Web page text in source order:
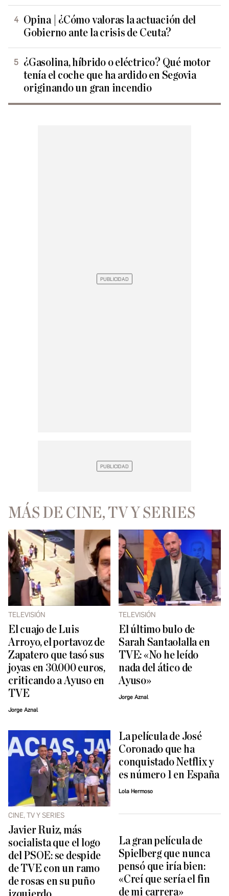
Opina | ¿Cómo valoras la actuación del
Gobierno ante la crisis de Ceuta?
¿Gasolina, híbrido o eléctrico? Qué motor
tenía el coche que ha ardido en Segovia
originando un gran incendio
MÁS DE CINE, TV Y SERIES
TELEVISIÓN
El cuajo de Luis
Arroyo, el portavoz de
Zapatero que tasó sus
joyas en 30.000 euros,
criticando a Ayuso en
TVE
Jorge Aznal
TELEVISIÓN
El último bulo de
Sarah Santaolalla en
TVE: «No he leído
nada del ático de
Ayuso»
Jorge Aznal
CINE, TV Y SERIES
Javier Ruiz, más
socialista que el logo
del PSOE: se despide
de TVE con un ramo
de rosas en su puño
La película de José
Coronado que ha
conquistado Netflix y
es número 1 en España
Lola Hermoso
La gran película de
Spielberg que nunca
pensó que iría bien:
«Creí que sería el fin
de mi carrera»